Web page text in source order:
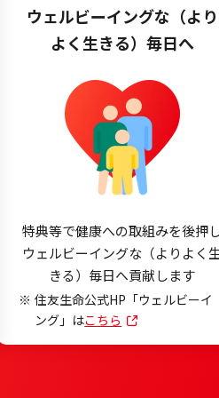
ウェルビーイングな（より
よく生きる）毎日へ
特典等で健康への取組みを後押
ウェルビーイングな（よりよく
きる）毎日へ貢献します
住友生命公式HP「ウェルビーイ
ング」はこちら